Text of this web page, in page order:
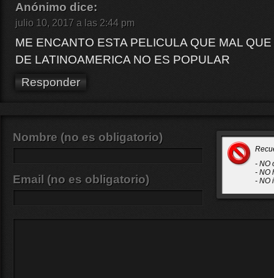
Anónimo dice:
julio 10, 2017 a las 2:44 pm
ME ENCANTO ESTA PELICULA QUE MAL
DE LATINOAMERICA NO ES POPULAR
Responder
- NO
- NO
- NO
Nombre (no es obligatorio)
Email (no es obligatorio)